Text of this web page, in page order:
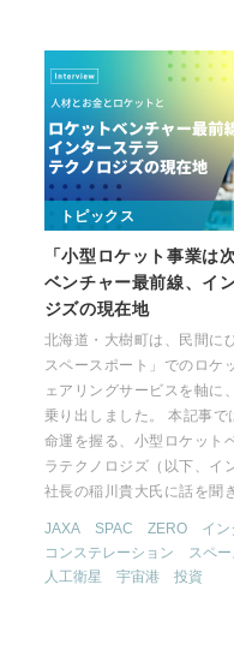
トピックス
「小型ロケット事業は
ベンチャー最前線、イ
ジズの現在地
北海道・大樹町は、民間に
スペースポート」でのロケ
ェアリングサービスを軸に
乗り出しました。 本記事
命運を握る、小型ロケット
ラテクノロジズ（以下、イ
社長の稲川貴大氏に話を聞
JAXA SPAC ZERO
イ
コンステレーション
スペ
人工衛星
宇宙港 投資